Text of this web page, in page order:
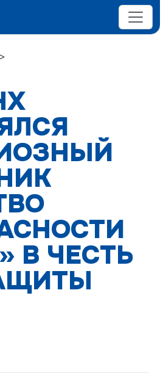
В ЧЕСТЬ